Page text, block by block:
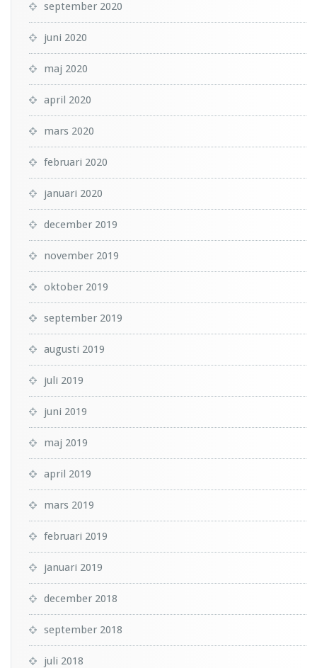
september 2020
juni 2020
maj 2020
april 2020
mars 2020
februari 2020
januari 2020
december 2019
november 2019
oktober 2019
september 2019
augusti 2019
juli 2019
juni 2019
maj 2019
april 2019
mars 2019
februari 2019
januari 2019
december 2018
september 2018
juli 2018